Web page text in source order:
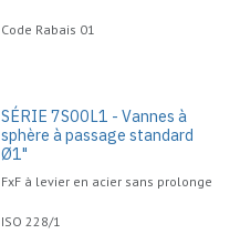
Code Rabais 01
SÉRIE 7S00L1 - Vannes à
sphère à passage standard
Ø1"
FxF à levier en acier sans prolonge
ISO 228/1